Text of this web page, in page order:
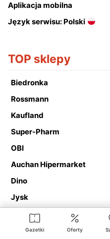
Gazetki Oferty
Aplikacja mobilna
Język serwisu: Polski
TOP sklepy
Biedronka
Rossmann
Kaufland
Super-Pharm
OBI
Auchan Hipermarket
Dino
Jysk
Action
Deichmann